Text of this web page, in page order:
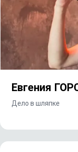
Евгения
Дело в шляпке